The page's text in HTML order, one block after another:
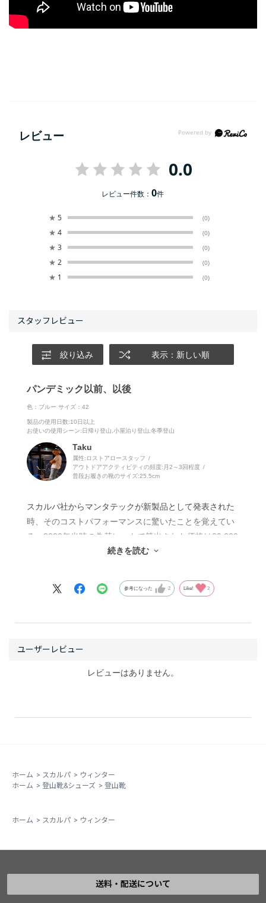
レビュー
0.0
レビュー件数：0件
★ 5 (0)
★ 4 (0)
★ 3 (0)
★ 2 (0)
★ 1 (0)
レビューはありません。
絞り込み 表示：新しい順
パンデミック以前、以後
色：ブルー サイズ：42
製品の使用日数:10日以上
お使いの使用シーン:日帰り登山,小屋泊り登山,冬季登山
Taku
属性:ロストアロースタッフ
アウトドアアクティビティの頻度: 月2～3回程度
普段お履きの靴のサイズ:25.5cm
スカルパ社からマンタテックが新製品として発表された
時、そのコストパフォーマンスに驚いたことを覚えてい
る。2020年当時の為替レートで算出された価格は39,600
円(税込）。世界を代表する一流の登山靴ブランドから販
ンデミックにより社会が一変する以前のこと、ロストア
ロースタッフである保科雅則さんと私は、その新製品の
ほぼ全てのウィンターブーツをバックパックに放り込
人かの登山者がバッドコンディションを理由に下山して
くる中、私たちは文三郎尾根から赤岳の登頂を目指し
ァントムテックに、そしてもう一方をマンタテックに履
く済んでいることに気づく。思わずグローブを外して素
手になり、ファントムテックのゲイター内部に手を差し
イヤーがあると温かいんだなと当たり前のことを実感し
温性には全く驚いた。両足とも冷たくならず、私たちは
を上司に話すと、少し難しそうな表情。言いたいことは
すぐに分かった。2ピンで構成された柔軟性に長けた足
続きを読む
参考になった 2 Like! 2
ホーム > スカルパ > ウィンター
ホーム > 登山靴&シューズ > 登山靴
ホーム > スカルパ > ウィンター
送料・配送について